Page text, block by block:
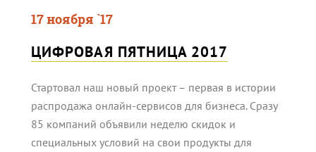
17 ноября `17
ЦИФРОВАЯ ПЯТНИЦА 2017
Стартовал наш новый проект – первая в истории
распродажа онлайн-сервисов для бизнеса. Сразу
85 компаний объявили неделю скидок и
специальных условий на свои продукты для